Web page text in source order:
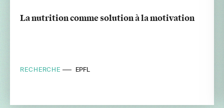
La nutrition comme solution à la motivation
RECHERCHE EPFL